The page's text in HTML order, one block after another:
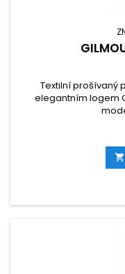
Textilní prošívaný
elegantním logem
